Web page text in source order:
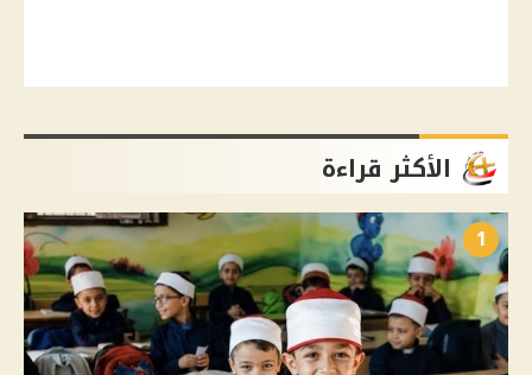
الأكثر قراءة
1